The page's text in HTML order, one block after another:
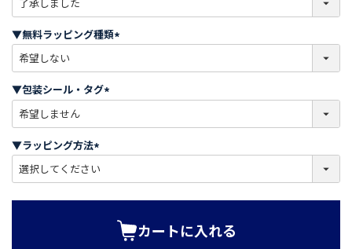
必
)
▼無料ラッピング種類
必
)
▼包装シール・タグ
必
)
▼ラッピング方法
必
カートに入れる